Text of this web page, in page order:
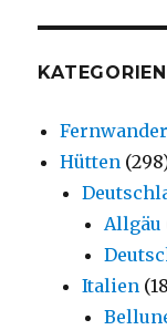
KATEGORIEN
Hütten
Allgäu
Italien